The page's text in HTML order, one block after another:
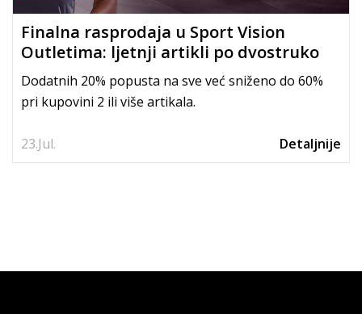
23.Jul.
Finalna rasprodaja u Sport Vision
Outletima: ljetnji artikli po dvostruko
nižim cijenama
Dodatnih 20% popusta na sve već sniženo do 60%
pri kupovini 2 ili više artikala.
Detaljnije